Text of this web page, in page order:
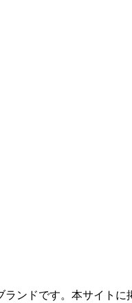
ンドです。本サイト